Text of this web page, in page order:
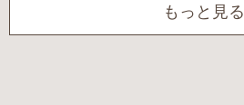
もっと見る